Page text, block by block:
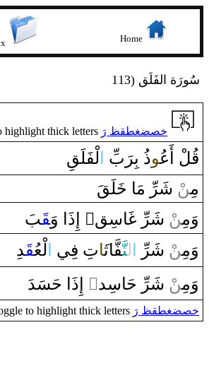
Home
113) سُورَة الفَلَق
highlight thick letters خصضغطقظ رَ
قُ‍‍لْ ‌أَع‍‍ُ‍و‌ذُ‌ بِ‍رَ بِّ لْفَلَ‍‍قِ
مِ‍‌‍ن ْ شَرِّ‌ مَا‌ خَ‍‍لَ‍‍قَ
وَمِ‍‌‍ن ْ شَرِّ‌ غَ‍‍اسِ‍‍ق‌ ‌ ‌إِ‌ذَ‌ا‌ ‌وَ‍ق‍‍بَ
وَمِ‍‌‍ن ْ شَرِّ‌ ل‍‍نَّ‍‍فَّاث‍‍َ‍اتِ فِي لْعُ‍‍قَ‍‍دِ
وَمِ‍‌‍ن ْ شَرِّ‌ حَاسِد‌‌ٍ ‌ ‌إِ‌ذَ‌ا‌ حَسَدَ
to highlight thick letters خصضغطقظ رَ